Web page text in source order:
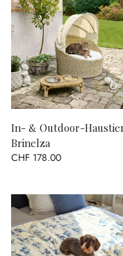
In- & Outdoor-
Brinelza
CHF 178.00